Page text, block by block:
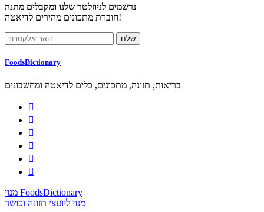
נרשמים לניוזלטר שלנו ומקבלים מתנה
חוברת מתכונים מהירים לדיאטה!
FoodsDictionary
בריאות, תזונה, מתכונים, כלים לדיאטה ומחשבונים






מנוי FoodsDictionary
מנוי ליועצי תזונה וכושר